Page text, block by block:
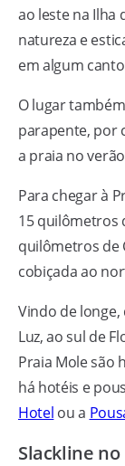
ao leste na Ilha
natureza e
em algum
O lugar
parapente, por
a praia no
Para chegar à
15 quilômetros
quilômetros de
cobiçada ao
Vindo de
Luz, ao sul de
Praia Mole são
há hotéis e
Hotel ou a
Slackline no